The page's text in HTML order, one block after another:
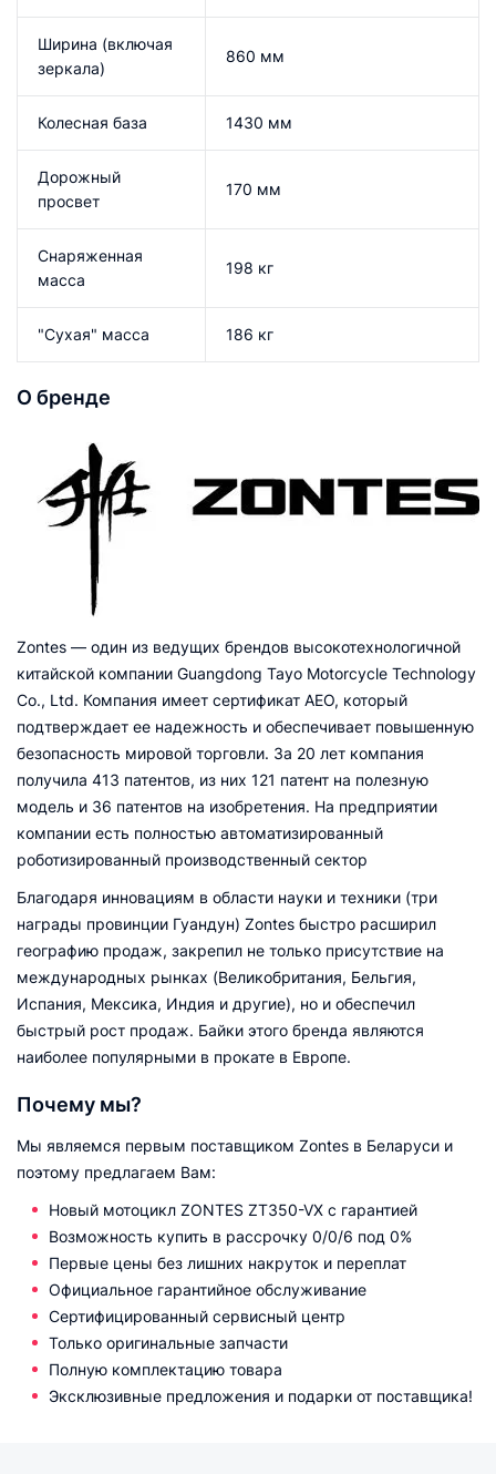
Ширина (включая
зеркала)
860 мм
Колесная база 1430 мм
Дорожный
просвет
170 мм
Снаряженная
масса
198 кг
"Сухая" масса 186 кг
О бренде
Zontes — один из ведущих брендов высокотехнологичной
китайской компании Guangdong Tayo Motorcycle Technology
Co., Ltd. Компания имеет сертификат AEO, который
подтверждает ее надежность и обеспечивает повышенную
безопасность мировой торговли. За 20 лет компания
получила 413 патентов, из них 121 патент на полезную
модель и 36 патентов на изобретения. На предприятии
компании есть полностью автоматизированный
роботизированный производственный сектор
Благодаря инновациям в области науки и техники (три
награды провинции Гуандун) Zontes быстро расширил
географию продаж, закрепил не только присутствие на
международных рынках (Великобритания, Бельгия,
Испания, Мексика, Индия и другие), но и обеспечил
быстрый рост продаж. Байки этого бренда являются
наиболее популярными в прокате в Европе.
Почему мы?
Мы являемся первым поставщиком Zontes в Беларуси и
поэтому предлагаем Вам:
Новый мотоцикл ZONTES ZT350-VX с гарантией
Возможность купить в рассрочку 0/0/6 под 0%
Первые цены без лишних накруток и переплат
Официальное гарантийное обслуживание
Сертифицированный сервисный центр
Только оригинальные запчасти
Полную комплектацию товара
Эксклюзивные предложения и подарки от поставщика!